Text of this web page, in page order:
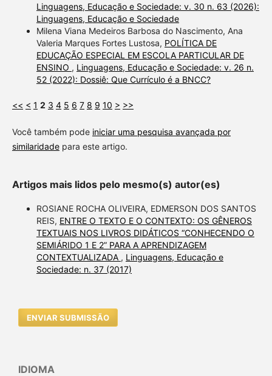
Linguagens, Educação e Sociedade: v. 30 n. 63 (2026):
Linguagens, Educação e Sociedade
Milena Viana Medeiros Barbosa do Nascimento, Ana
Valeria Marques Fortes Lustosa, POLÍTICA DE
EDUCAÇÃO ESPECIAL EM ESCOLA PARTICULAR DE
ENSINO , Linguagens, Educação e Sociedade: v. 26 n.
52 (2022): Dossiê: Que Currículo é a BNCC?
<< < 1 2 3 4 5 6 7 8 9 10 > >>
Você também pode iniciar uma pesquisa avançada por
similaridadepara este artigo.
Artigos mais lidos pelo mesmo(s) autor(es)
ROSIANE ROCHA OLIVEIRA, EDMERSON DOS SANTOS
REIS, ENTRE O TEXTO E O CONTEXTO: OS GÊNEROS
TEXTUAIS NOS LIVROS DIDÁTICOS “CONHECENDO O
SEMIÁRIDO 1 E 2” PARA A APRENDIZAGEM
CONTEXTUALIZADA , Linguagens, Educação e
Sociedade: n. 37 (2017)
ENVIAR SUBMISSÃO
IDIOMA